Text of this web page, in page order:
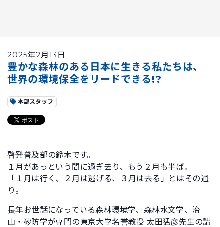
2025年2月13日
豊かな森林のある日本に生きる私たちは、
世界の環境保全をリードできる!?
本部スタッフ
啓発普及部の鈴木です。
１月があっという間に過ぎ去り、もう２月も半ば。
「１月は行く、２月は逃げる、３月は去る」とはその通
り。
長年お世話になっている森林環境学、森林水文学、治
山・砂防学が専門の東京大学名誉教授 太田猛彦先生の講